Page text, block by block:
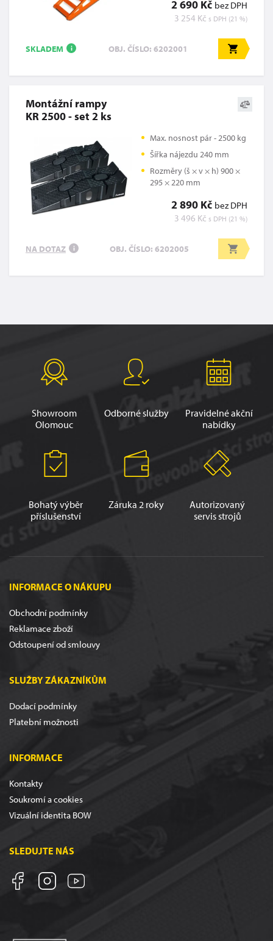
2 690 Kč bez DPH
3 254 Kč s DPH (21 %)
SKLADEM i OBJ. ČÍSLO: 6202001
Montážní rampy
KR 2500 - set 2 ks
Max. nosnost pár - 2500 kg
Šířka nájezdu 240 mm
Rozměry (š × v × h) 900 ×
295 × 220 mm
2 890 Kč bez DPH
3 496 Kč s DPH (21 %)
NA DOTAZ i OBJ. ČÍSLO: 6202005
Showroom
Olomouc
Odborné služby
Pravidelné akční
nabídky
Bohatý výběr
příslušenství
Záruka 2 roky
Autorizovaný
servis strojů
INFORMACE O NÁKUPU
Obchodní podmínky
Reklamace zboží
Odstoupení od smlouvy
SLUŽBY ZÁKAZNÍKŮM
Dodací podmínky
Platební možnosti
INFORMACE
Kontakty
Soukromí a cookies
Vizuální identita BOW
SLEDUJTE NÁS